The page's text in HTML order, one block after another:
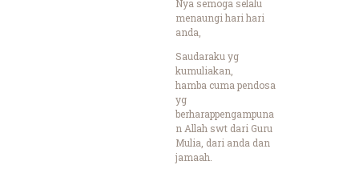
Nya semoga selalu
menaungi hari hari
anda,
Saudaraku yg
kumuliakan,
hamba cuma pendosa
yg
berharappengampuna
n Allah swt dari Guru
Mulia, dari anda dan
jamaah.